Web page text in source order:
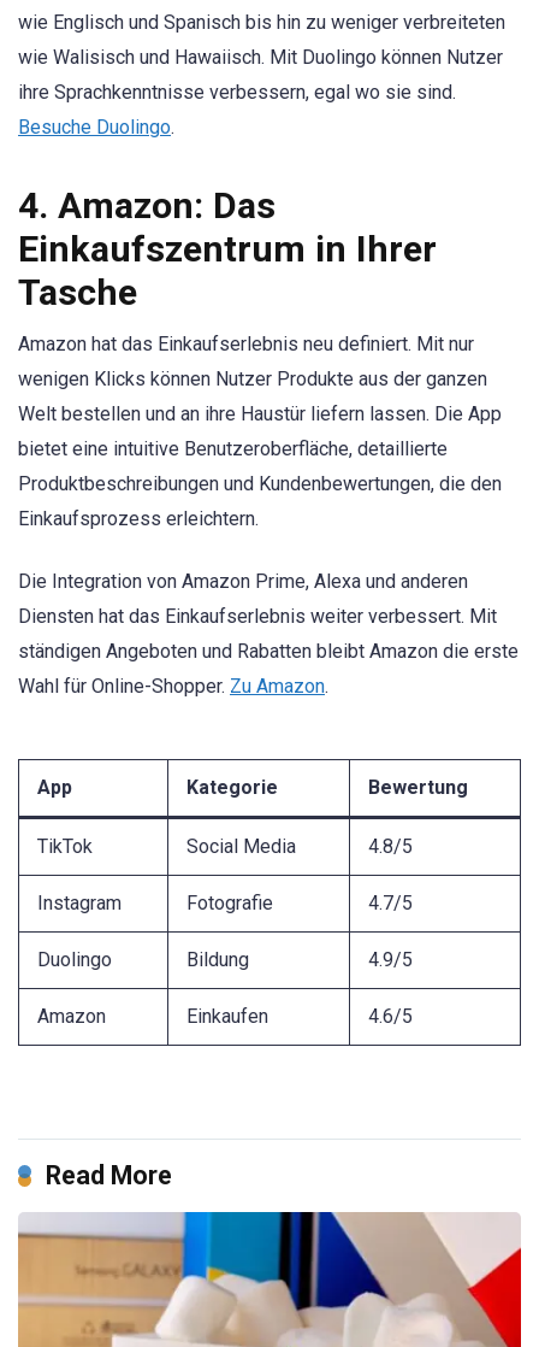
wie Englisch und Spanisch bis hin zu weniger verbreiteten
wie Walisisch und Hawaiisch. Mit Duolingo können Nutzer
ihre Sprachkenntnisse verbessern, egal wo sie sind.
Besuche Duolingo.
4. Amazon: Das
Einkaufszentrum in Ihrer
Tasche
Amazon hat das Einkaufserlebnis neu definiert. Mit nur
wenigen Klicks können Nutzer Produkte aus der ganzen
Welt bestellen und an ihre Haustür liefern lassen. Die App
bietet eine intuitive Benutzeroberfläche, detaillierte
Produktbeschreibungen und Kundenbewertungen, die den
Einkaufsprozess erleichtern.
Die Integration von Amazon Prime, Alexa und anderen
Diensten hat das Einkaufserlebnis weiter verbessert. Mit
ständigen Angeboten und Rabatten bleibt Amazon die erste
Wahl für Online-Shopper. Zu Amazon.
App Kategorie Bewertung
TikTok Social Media 4.8/5
Instagram Fotografie 4.7/5
Duolingo Bildung 4.9/5
Amazon Einkaufen 4.6/5
Read More